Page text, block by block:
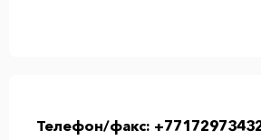
Телефон/факс: